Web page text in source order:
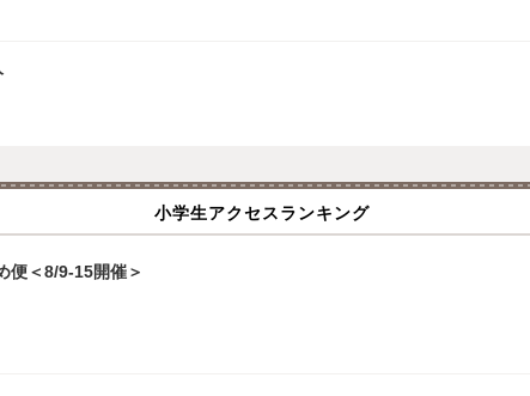
小学生アクセスランキング
便＜8/9-15開催＞